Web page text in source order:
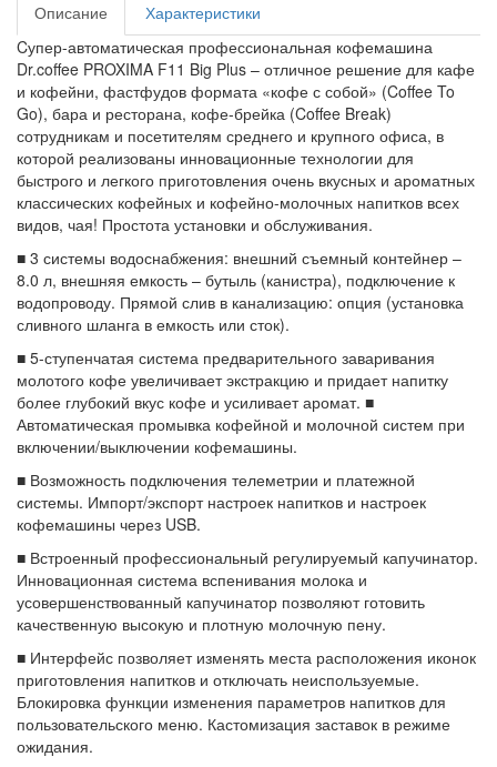
Описание
Характеристики
Cупер-автоматическая профессиональная кофемашина
Dr.coffee PROXIMA F11 Big Plus – отличное решение для кафе
и кофейни, фастфудов формата «кофе с собой» (Coffee To
Go), бара и ресторана, кофе-брейка (Coffee Break)
сотрудникам и посетителям среднего и крупного офиса, в
которой реализованы инновационные технологии для
быстрого и легкого приготовления очень вкусных и ароматных
классических кофейных и кофейно-молочных напитков всех
видов, чая! Простота установки и обслуживания.
■ 3 системы водоснабжения: внешний съемный контейнер –
8.0 л, внешняя емкость – бутыль (канистра), подключение к
водопроводу. Прямой слив в канализацию: опция (установка
сливного шланга в емкость или сток).
■ 5-ступенчатая система предварительного заваривания
молотого кофе увеличивает экстракцию и придает напитку
более глубокий вкус кофе и усиливает аромат. ■
Автоматическая промывка кофейной и молочной систем при
включении/выключении кофемашины.
■ Возможность подключения телеметрии и платежной
системы. Импорт/экспорт настроек напитков и настроек
кофемашины через USB.
■ Встроенный профессиональный регулируемый капучинатор.
Инновационная система вспенивания молока и
усовершенствованный капучинатор позволяют готовить
качественную высокую и плотную молочную пену.
■ Интерфейс позволяет изменять места расположения иконок
приготовления напитков и отключать неиспользуемые.
Блокировка функции изменения параметров напитков для
пользовательского меню. Кастомизация заставок в режиме
ожидания.